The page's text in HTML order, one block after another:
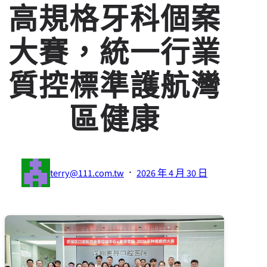
高規格牙科個案
大賽，統一行業
質控標準護航灣
區健康
terry@111.com.tw · 2026 年 4 月 30 日